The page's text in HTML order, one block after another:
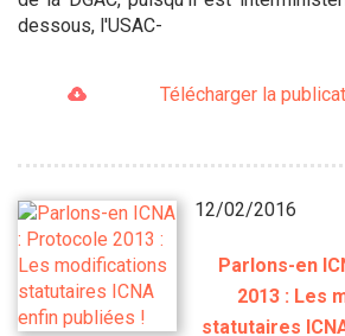
dessous, l'USAC-
Télécharger la
12/02/2016
Parlons-en
2013 : Les
statutaires